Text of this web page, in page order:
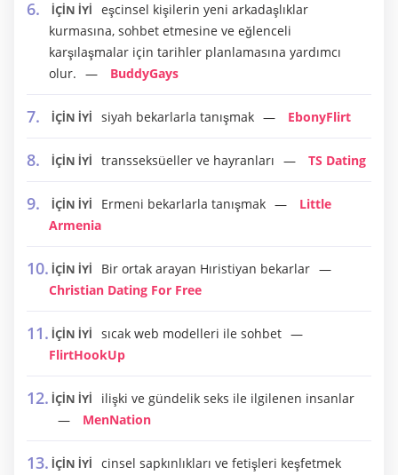
İÇİN İYİ
eşcinsel kişilerin yeni arkadaşlıklar
kurmasına, sohbet etmesine ve eğlenceli
karşılaşmalar için tarihler planlamasına yardımcı
olur.
BuddyGays
İÇİN İYİ siyah bekarlarla tanışmak EbonyFlirt
İÇİN İYİ transseksüeller ve hayranları TS Dating
İÇİN İYİ Ermeni bekarlarla tanışmak
Little
Armenia
İÇİN İYİ
Bir ortak arayan Hıristiyan bekarlar
Christian Dating For Free
İÇİN İYİ
sıcak web modelleri ile sohbet
FlirtHookUp
İÇİN İYİ
ilişki ve gündelik seks ile ilgilenen insanlar
MenNation
İÇİN İYİ
cinsel sapkınlıkları ve fetişleri keşfetmek